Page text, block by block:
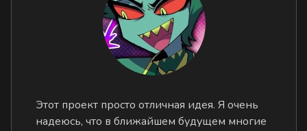
Этот проект просто отличная идея. Я очень
надеюсь, что в ближайшем будущем многие